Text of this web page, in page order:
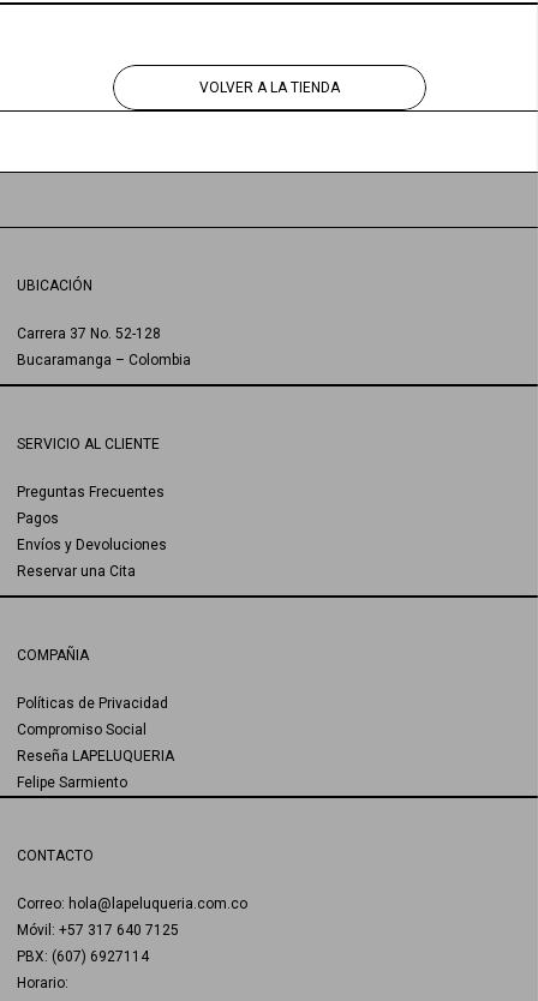
VOLVER A LA TIENDA
UBICACIÓN
Carrera 37 No. 52-128
Bucaramanga – Colombia
SERVICIO AL CLIENTE
Preguntas Frecuentes
Pagos
Envíos y Devoluciones
Reservar una Cita
COMPAÑIA
Políticas de Privacidad
Compromiso Social
Reseña LAPELUQUERIA
Felipe Sarmiento
CONTACTO
Correo: hola@lapeluqueria.com.co
Móvil: +57 317 640 7125
PBX: (607) 6927114
Horario: